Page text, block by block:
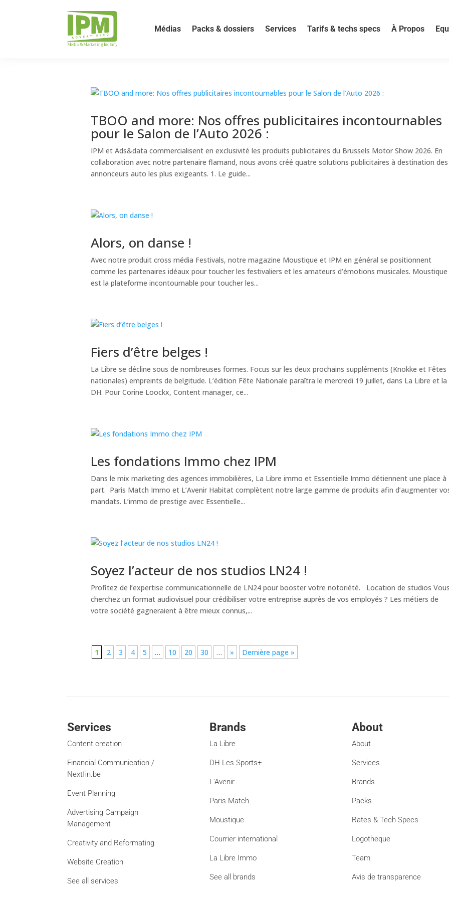
Médias Packs & dossiers Services Tarifs & techs specs À Propos
TBOO and more: Nos offres publicitaires incontournables
pour le Salon de l’Auto 2026 :
IPM et Ads&data commercialisent en exclusivité les produits publicitaires du Brussels Motor Show 2026. En
collaboration avec notre partenaire flamand, nous avons créé quatre solutions publicitaires à destination des
annonceurs auto les plus exigeants. 1. Le guide...
Alors, on danse !
Avec notre produit cross média Festivals, notre magazine Moustique et IPM en général se positionnent
comme les partenaires idéaux pour toucher les festivaliers et les amateurs d’émotions musicales. Moustique
est la plateforme incontournable pour toucher les...
Fiers d’être belges !
La Libre se décline sous de nombreuses formes. Focus sur les deux prochains suppléments (Knokke et Fêtes
nationales) empreints de belgitude. L’édition Fête Nationale paraîtra le mercredi 19 juillet, dans La Libre et la
DH. Pour Corine Loockx, Content manager, ce...
Les fondations Immo chez IPM
Dans le mix marketing des agences immobilières, La Libre immo et Essentielle Immo détiennent une place à
part. Paris Match Immo et L’Avenir Habitat complètent notre large gamme de produits afin d’augmenter
mandats. L’immo de prestige avec Essentielle...
Soyez l’acteur de nos studios LN24 !
Profitez de l’expertise communicationnelle de LN24 pour booster votre notoriété. Location de studios
cherchez un format audiovisuel pour crédibiliser votre entreprise auprès de vos employés ? Les métiers de
votre société gagneraient à être mieux connus,...
1 2 3 4 5 … 10 20 30 … » Dernière page »
Services
Content creation
Financial Communication /
Nextfin.be
Event Planning
Advertising Campaign
Management
Creativity and Reformating
Website Creation
See all services
Brands
La Libre
DH Les Sports+
L'Avenir
Paris Match
Moustique
Courrier international
La Libre Immo
See all brands
About
About
Services
Brands
Packs
Rates & Tech Specs
Logotheque
Team
Avis de transparence